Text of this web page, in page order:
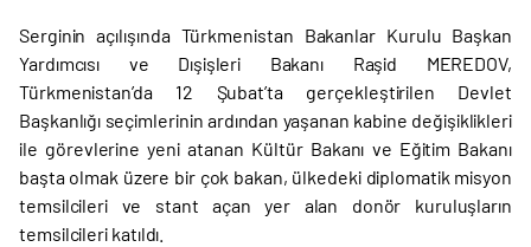
Serginin açılışında Türkmenistan Bakanlar Kurulu Başkan
Yardımcısı ve Dışişleri Bakanı Raşid MEREDOV,
Türkmenistan’da 12 Şubat’ta gerçekleştirilen Devlet
Başkanlığı seçimlerinin ardından yaşanan kabine değişiklikleri
ile görevlerine yeni atanan Kültür Bakanı ve Eğitim Bakanı
başta olmak üzere bir çok bakan, ülkedeki diplomatik misyon
temsilcileri ve stant açan yer alan donör kuruluşların
temsilcileri katıldı.